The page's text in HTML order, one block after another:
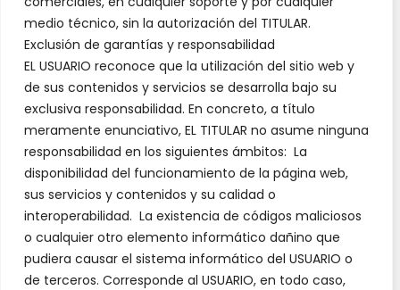
medio técnico, sin la autorización del TITULAR.
Exclusión de garantías y responsabilidad
EL USUARIO reconoce que la utilización del sitio web y
de sus contenidos y servicios se desarrolla bajo su
exclusiva responsabilidad. En concreto, a título
meramente enunciativo, EL TITULAR no asume ninguna
responsabilidad en los siguientes ámbitos: La
disponibilidad del funcionamiento de la página web,
sus servicios y contenidos y su calidad o
interoperabilidad. La existencia de códigos maliciosos
o cualquier otro elemento informático dañino que
pudiera causar el sistema informático del USUARIO o
de terceros. Corresponde al USUARIO, en todo caso,